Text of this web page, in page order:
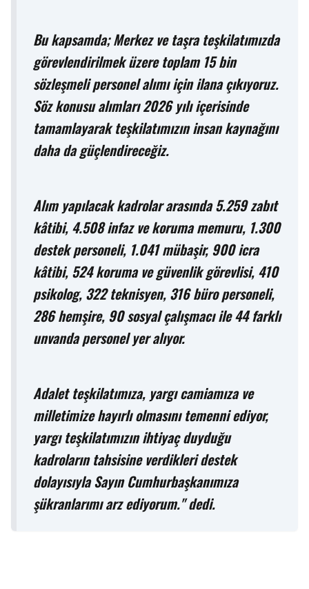
Bu kapsamda; Merkez ve taşra teşkilatımızda
görevlendirilmek üzere toplam 15 bin
sözleşmeli personel alımı için ilana çıkıyoruz.
Söz konusu alımları 2026 yılı içerisinde
tamamlayarak teşkilatımızın insan kaynağını
daha da güçlendireceğiz.
Alım yapılacak kadrolar arasında 5.259 zabıt
kâtibi, 4.508 infaz ve koruma memuru, 1.300
destek personeli, 1.041 mübaşir, 900 icra
kâtibi, 524 koruma ve güvenlik görevlisi, 410
psikolog, 322 teknisyen, 316 büro personeli,
286 hemşire, 90 sosyal çalışmacı ile 44 farklı
unvanda personel yer alıyor.
Adalet teşkilatımıza, yargı camiamıza ve
milletimize hayırlı olmasını temenni ediyor,
yargı teşkilatımızın ihtiyaç duyduğu
kadroların tahsisine verdikleri destek
dolayısıyla Sayın Cumhurbaşkanımıza
şükranlarımı arz ediyorum." dedi.